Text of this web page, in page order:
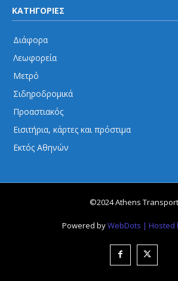
ΚΑΤΗΓΟΡΙΕΣ
Διάφορα
Λεωφορεία
Μετρό
Σιδηροδρομικά
Προαστιακός
Εισιτήρια, κάρτες και πρόστιμα
Εκτός Αθηνών
©2024 Athens Transport
Powered byWebDots | Hosted